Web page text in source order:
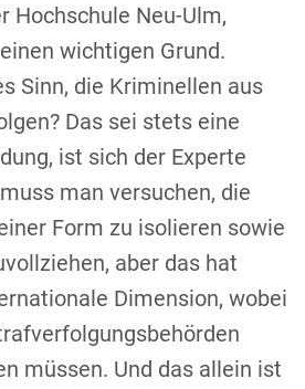
Hochschule Neu-Ulm,
wichtigen Grund.
Sinn, die Kriminellen aus
Das sei stets eine
ist sich der Experte
man versuchen, die
Form zu isolieren sowie
aber das hat
Dimension, wobei
müssen. Und das allein ist